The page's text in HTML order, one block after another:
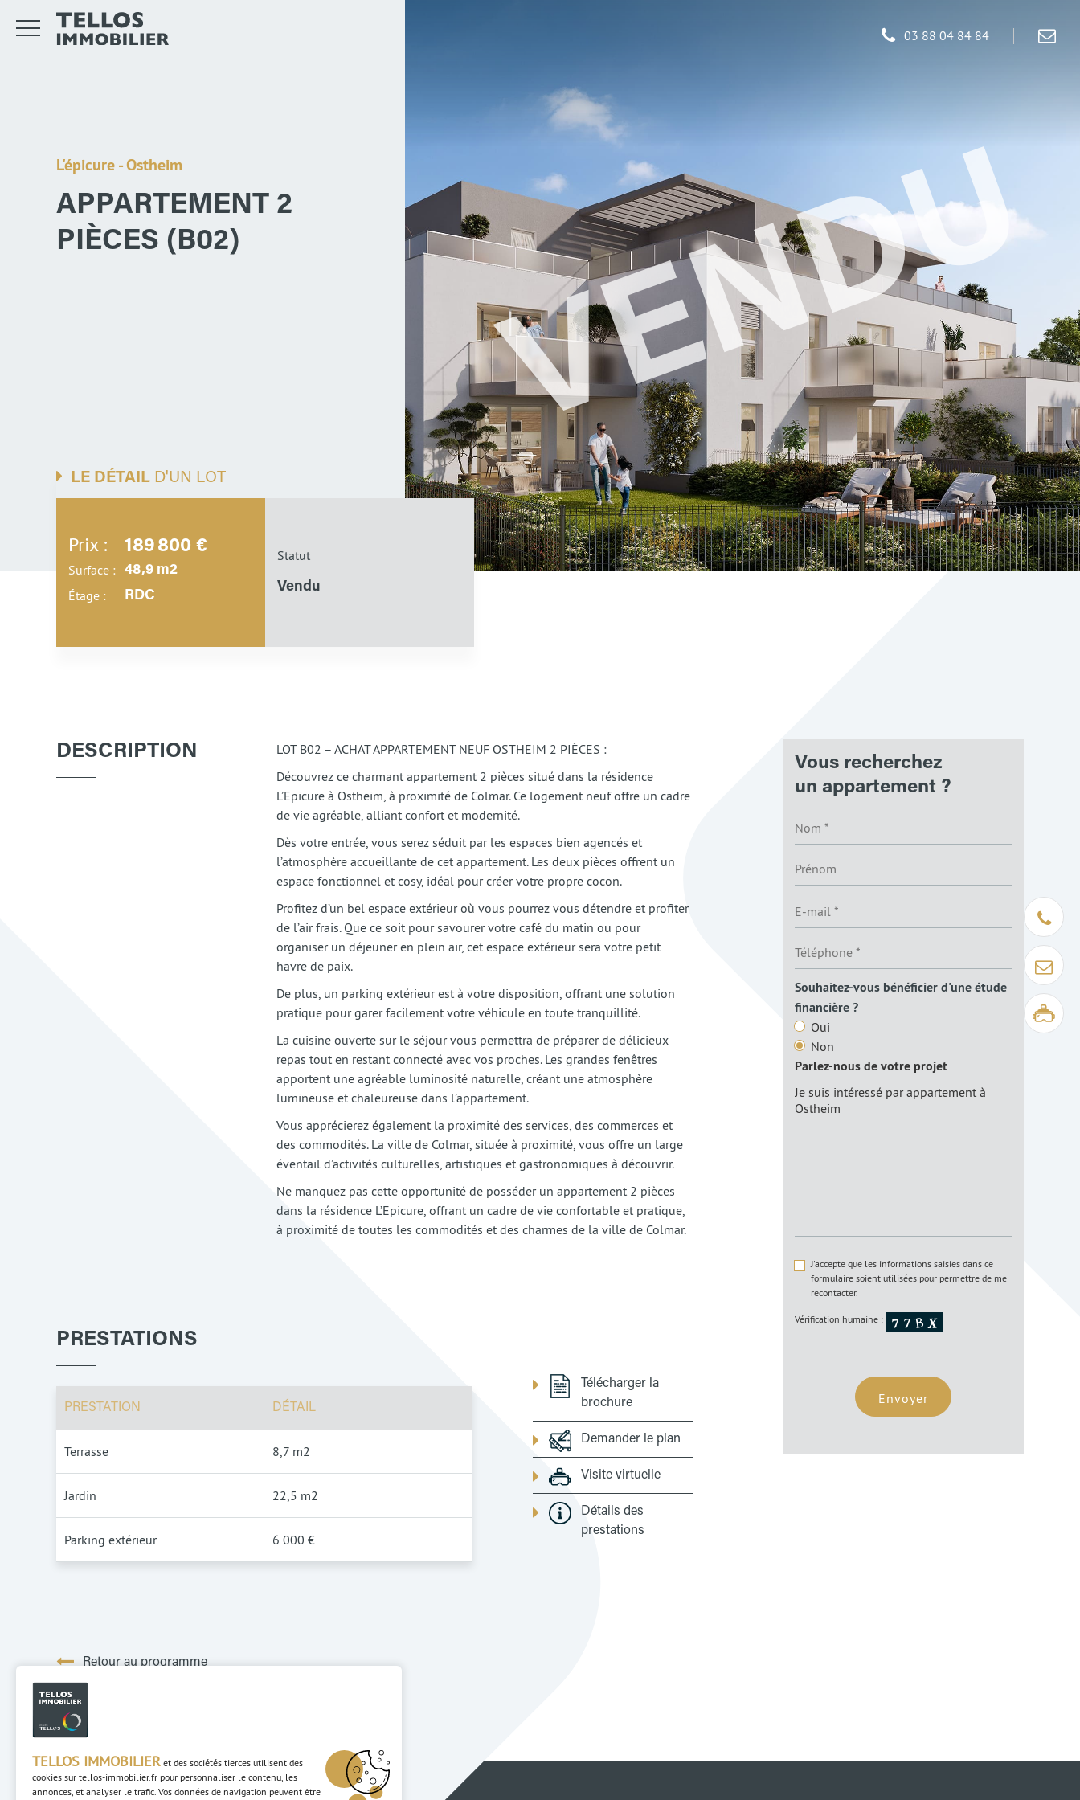
03 88 04 84 84
Être
Contact
Visite
L'épicure - Ostheim
APPARTEMENT 2
PIÈCES (B02)
LE DÉTAIL D'UN LOT
Prix : 189 800 €
Surface : 48,9 m2
Étage : RDC
Statut
Vendu
DESCRIPTION
LOT B02 – ACHAT APPARTEMENT NEUF OSTHEIM 2 PIÈCES :
Découvrez ce charmant appartement 2 pièces situé dans la résidence
L’Epicure à Ostheim, à proximité de Colmar. Ce logement neuf offre un cadre
de vie agréable, alliant confort et modernité.
Dès votre entrée, vous serez séduit par les espaces bien agencés et
l’atmosphère accueillante de cet appartement. Les deux pièces offrent un
espace fonctionnel et cosy, idéal pour créer votre propre cocon.
Profitez d’un bel espace extérieur où vous pourrez vous détendre et profiter
de l’air frais. Que ce soit pour savourer votre café du matin ou pour
organiser un déjeuner en plein air, cet espace extérieur sera votre petit
havre de paix.
De plus, un parking extérieur est à votre disposition, offrant une solution
pratique pour garer facilement votre véhicule en toute tranquillité.
La cuisine ouverte sur le séjour vous permettra de préparer de délicieux
repas tout en restant connecté avec vos proches. Les grandes fenêtres
apportent une agréable luminosité naturelle, créant une atmosphère
lumineuse et chaleureuse dans l’appartement.
Vous apprécierez également la proximité des services, des commerces et
des commodités. La ville de Colmar, située à proximité, vous offre un large
éventail d’activités culturelles, artistiques et gastronomiques à découvrir.
Ne manquez pas cette opportunité de posséder un appartement 2 pièces
dans la résidence L’Epicure, offrant un cadre de vie confortable et pratique,
à proximité de toutes les commodités et des charmes de la ville de Colmar.
PRESTATIONS
PRESTATION DÉTAIL
Terrasse 8,7 m2
Jardin 22,5 m2
Parking extérieur 6 000 €
Télécharger la
brochure
Demander le plan
Visite virtuelle
Détails des
prestations
Retour au programme
Vous recherchez
un appartement ?
Souhaitez-vous bénéficier d'une étude
financière ?
Oui
Non
Parlez-nous de votre projet
J'accepte que les informations saisies dans ce
formulaire soient utilisées pour permettre de me
recontacter.
Vérification humaine :
Envoyer
TELLOS IMMOBILIER et des sociétés tierces utilisent des
cookies sur tellos-immobilier.fr pour personnaliser le contenu, les
annonces, et analyser le trafic. Vos données de navigation peuvent être